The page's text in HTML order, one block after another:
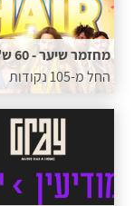
החל מ-105 נקודות